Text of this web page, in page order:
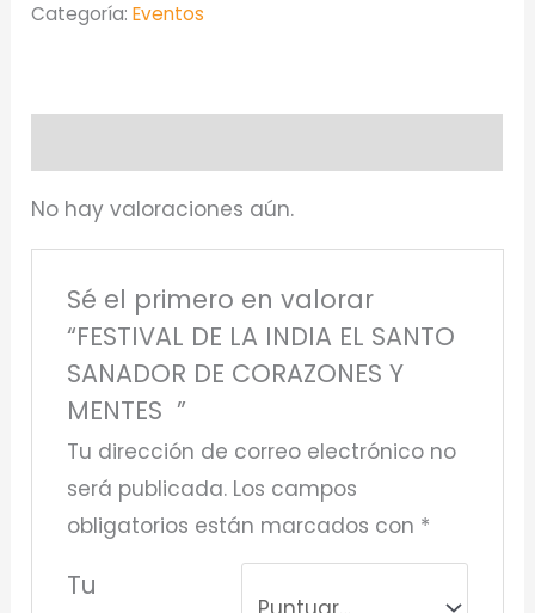
Categoría:Eventos
No hay valoraciones aún.
Sé el primero en valorar
“FESTIVAL DE LA INDIA EL SANTO
SANADOR DE CORAZONES Y
MENTES ”
Tu dirección de correo electrónico no
será publicada. Los campos
obligatorios están marcados con *
Tu